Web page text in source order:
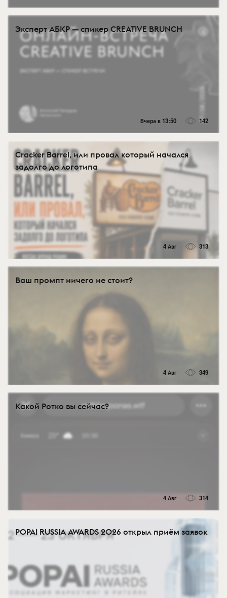
Эксперт АБКР — спикер CREATIVE BRUNCH
Вчера в 13:50 142
Cracker Barrel, или провал который начался
задолго до логотипа
4 Авг 313
Ваш промпт ничего не стоит?
4 Авг 349
Какой Ротко вы сейчас?
4 Авг 314
POPAI RUSSIA AWARDS 2026 открыл приём заявок